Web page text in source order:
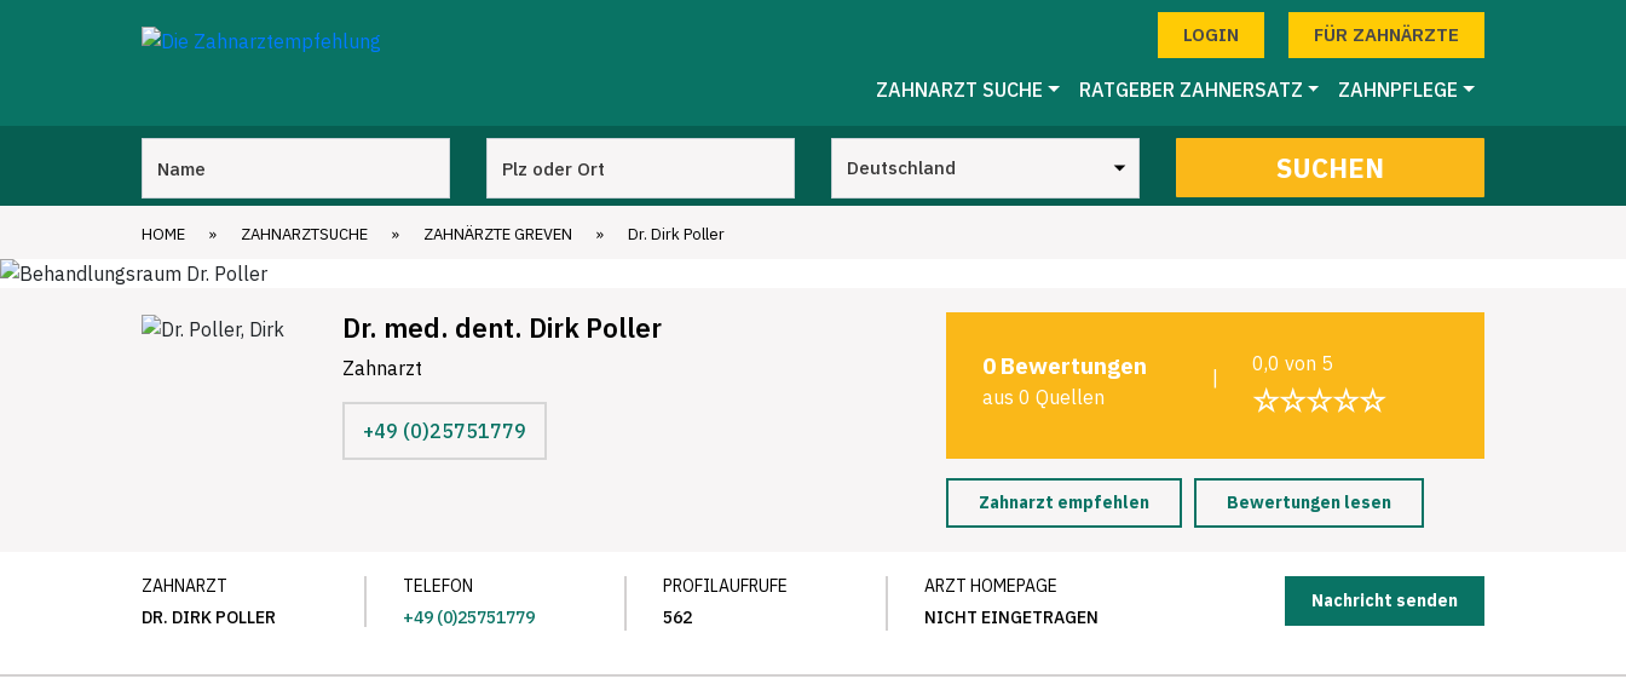
LOGIN FÜR ZAHNÄRZTE
ZAHNARZT SUCHE RATGEBER ZAHNERSATZ ZAHNPFLEGE
SUCHEN
HOME » ZAHNARZTSUCHE » ZAHNÄRZTE GREVEN » Dr. Dirk Poller
Dr. med. dent. Dirk Poller
Zahnarzt
+49 (0)25751779
0 Bewertungen
aus 0 Quellen
0,0 von 5
☆☆☆☆☆
Zahnarzt empfehlen Bewertungen lesen
ZAHNARZT
DR. DIRK POLLER
TELEFON
+49 (0)25751779
PROFILAUFRUFE
562
ARZT HOMEPAGE
NICHT EINGETRAGEN
Nachricht senden